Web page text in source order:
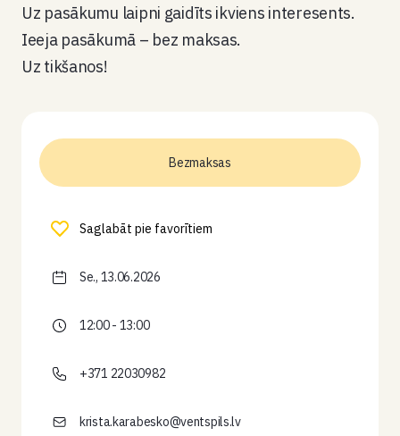
Uz pasākumu laipni gaidīts ikviens interesents.
Ieeja pasākumā – bez maksas.
Uz tikšanos!
Bezmaksas
Saglabāt pie favorītiem
Se., 13.06.2026
12:00 - 13:00
+371 22030982
krista.karabesko@ventspils.lv